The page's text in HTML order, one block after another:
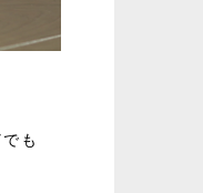
も